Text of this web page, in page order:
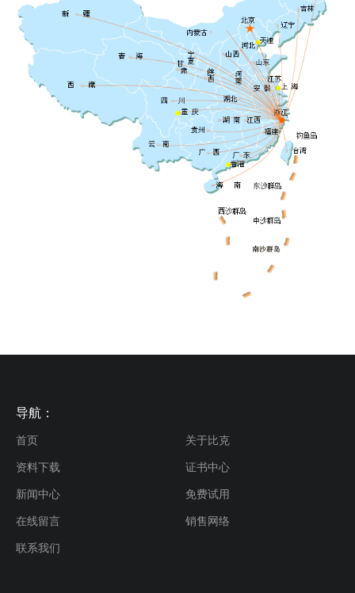
导航：
首页
关于比克
资料下载
证书中心
新闻中心
免费试用
在线留言
销售网络
联系我们